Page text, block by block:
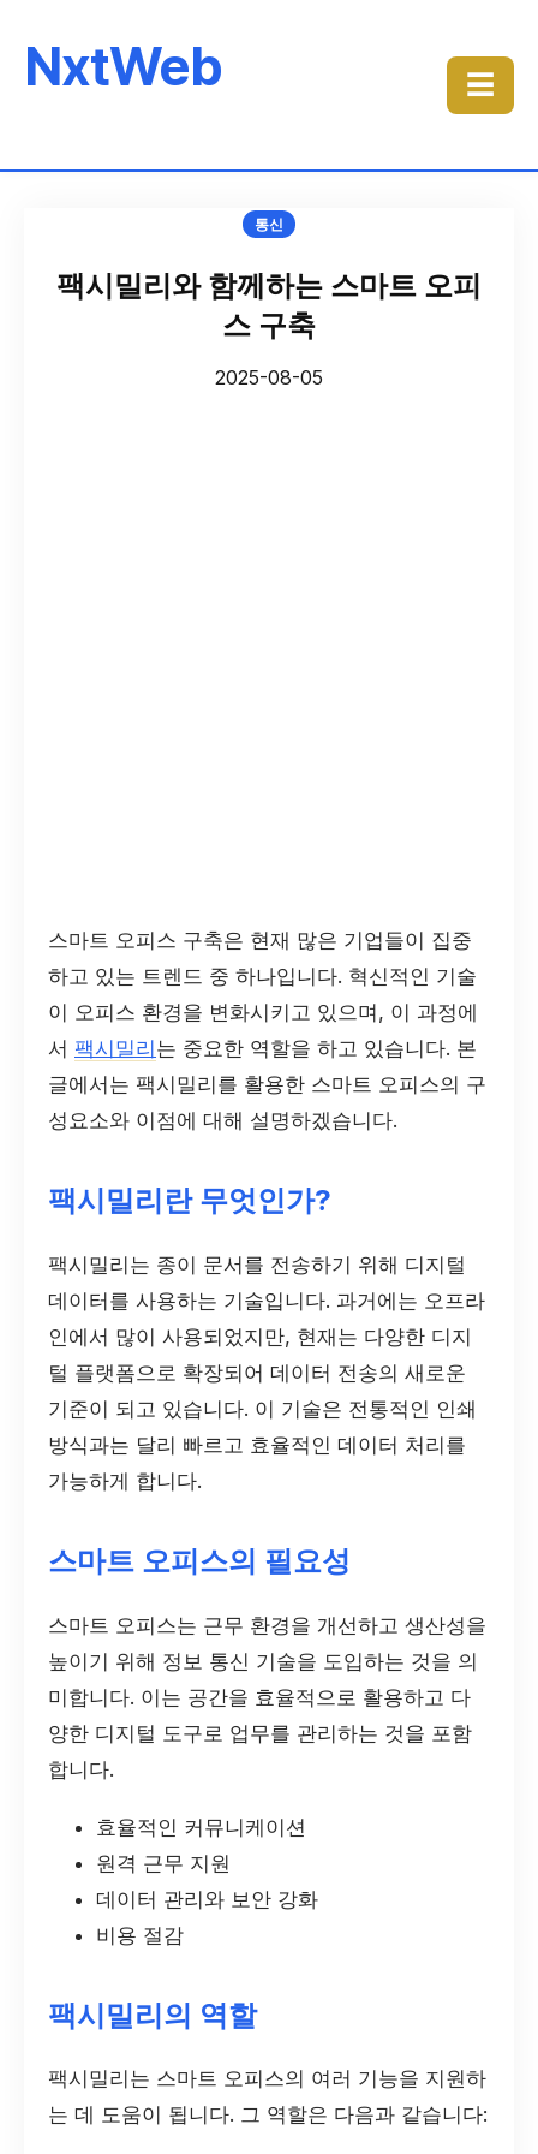
NxtWeb ☰
통신
팩시밀리와 함께하는 스마트 오피
스 구축
2025-08-05
스마트 오피스 구축은 현재 많은 기업들이 집중
하고 있는 트렌드 중 하나입니다. 혁신적인 기술
이 오피스 환경을 변화시키고 있으며, 이 과정에
서 팩시밀리 는 중요한 역할을 하고 있습니다. 본
글에서는 팩시밀리를 활용한 스마트 오피스의 구
성요소와 이점에 대해 설명하겠습니다.
팩시밀리란 무엇인가?
팩시밀리는 종이 문서를 전송하기 위해 디지털
데이터를 사용하는 기술입니다. 과거에는 오프라
인에서 많이 사용되었지만, 현재는 다양한 디지
털 플랫폼으로 확장되어 데이터 전송의 새로운
기준이 되고 있습니다. 이 기술은 전통적인 인쇄
방식과는 달리 빠르고 효율적인 데이터 처리를
가능하게 합니다.
스마트 오피스의 필요성
스마트 오피스는 근무 환경을 개선하고 생산성을
높이기 위해 정보 통신 기술을 도입하는 것을 의
미합니다. 이는 공간을 효율적으로 활용하고 다
양한 디지털 도구로 업무를 관리하는 것을 포함
합니다.
효율적인 커뮤니케이션
원격 근무 지원
데이터 관리와 보안 강화
비용 절감
팩시밀리의 역할
팩시밀리는 스마트 오피스의 여러 기능을 지원하
는 데 도움이 됩니다. 그 역할은 다음과 같습니다: